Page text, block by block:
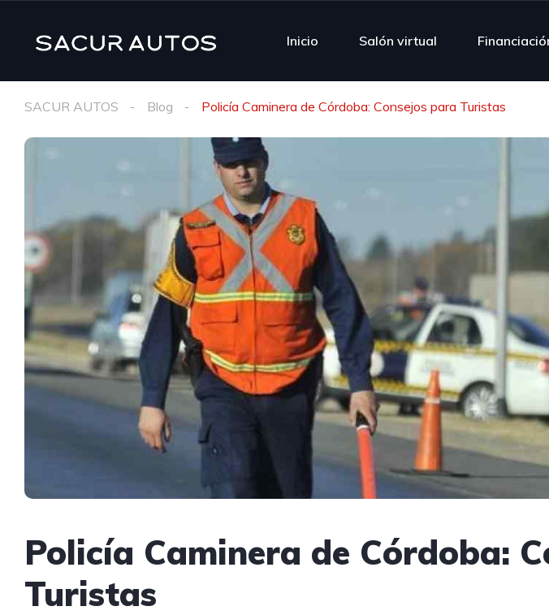
Inicio Salón virtual
SACUR AUTOS Blog Policía Caminera de Córdoba: Consejos para Turistas
Policía Caminera de Córdoba:
Turistas